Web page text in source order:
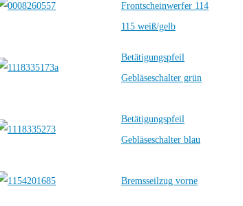
Frontscheinwerfer 114
115 weiß/gelb
Betätigungspfeil
Gebläseschalter grün
Betätigungspfeil
Gebläseschalter blau
Bremsseilzug vorne